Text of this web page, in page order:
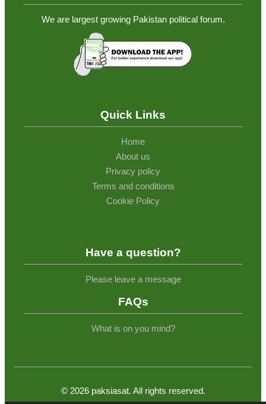
We are largest growing Pakistan political forum.
Quick Links
Home
About us
Privacy policy
Terms and conditions
Cookie Policy
Have a question?
Please leave a message
FAQs
What is on you mind?
© 2026paksiasat. All rights reserved.